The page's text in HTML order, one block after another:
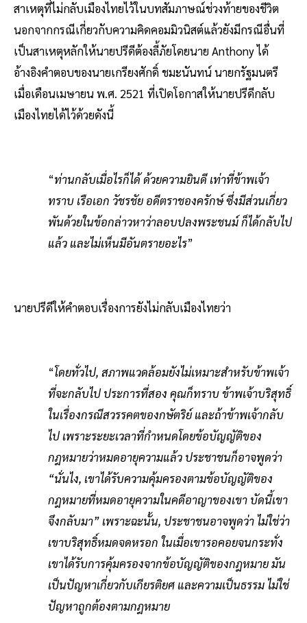
สาเหตุที่ไม่กลับเมืองไทยไว้ในบทสัมภาษณ์ช่วงท้ายของชีวิต
นอกจากกรณีเกี่ยวกับความคิดคอมมิวนิสต์แล้วยังมีกรณีอื่นที่
เป็นสาเหตุหลักให้นายปรีดีต้องลี้ภัยโดยนาย Anthony ได้
อ้างอิงคำตอบของนายเกรียงศักดิ์ ชมะนันทน์ นายกรัฐมนตรี
เมื่อเดือนเมษายน พ.ศ. 2521 ที่เปิดโอกาสให้นายปรีดีกลับ
เมืองไทยได้ไว้ด้วยดังนี้
“ท่านกลับเมื่อไรก็ได้ ด้วยความยินดี เท่าที่ข้าพเจ้า
ทราบ เรือเอก วัชรชัย อดีตราชองครักษ์ ซึ่งมีส่วนเกี่ยว
พันด้วยในข้อกล่าวหาว่าลอบปลงพระชนม์ ก็ได้กลับไป
แล้ว และไม่เห็นมีอันตรายอะไร”
นายปรีดีให้คำตอบเรื่องการยังไม่กลับเมืองไทยว่า
“โดยทั่วไป, สภาพแวดล้อมยังไม่เหมาะสําหรับข้าพเจ้า
ที่จะกลับไป ประการที่สอง คุณก็ทราบ ข้าพเจ้าบริสุทธิ์
ในเรื่องกรณีสวรรคตของกษัตริย์ และถ้าข้าพเจ้ากลับ
ไป เพราะระยะเวลาที่กําหนดโดยข้อบัญญัติของ
กฎหมายว่าหมดอายุความแล้ว ประชาชนก็อาจพูดว่า
“นั่นไง, เขาได้รับความคุ้มครองตามข้อบัญญัติของ
กฎหมายที่หมดอายุความในคดีอาญาของเขา บัดนี้เขา
จึงกลับมา” เพราะฉะนั้น, ประชาชนอาจพูดว่า ไม่ใช่ว่า
เขาบริสุทธิ์หมดจดหรอก ในเมื่อเขารอคอยจนกระทั่ง
เขาได้รับการคุ้มครองจากข้อบัญญัติของกฎหมาย มัน
เป็นปัญหาเกี่ยวกับเกียรติยศ และความเป็นธรรม ไม่ใช่
ปัญหาถูกต้องตามกฎหมาย